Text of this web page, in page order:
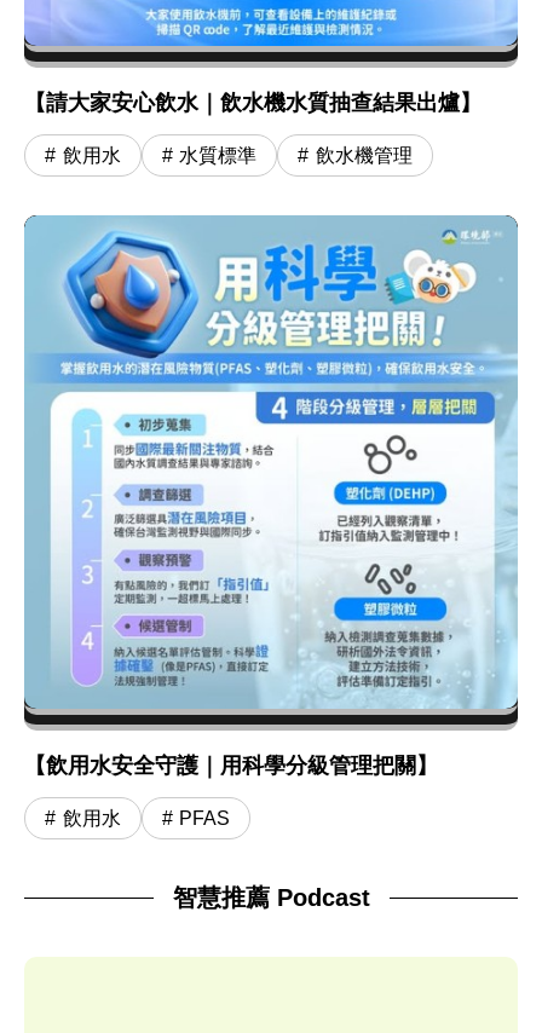
【請大家安心飲水｜飲水機水質抽查結果出爐】
飲用水 水質標準 飲水機管理
【飲用水安全守護｜用科學分級管理把關】
飲用水 PFAS
智慧推薦 Podcast